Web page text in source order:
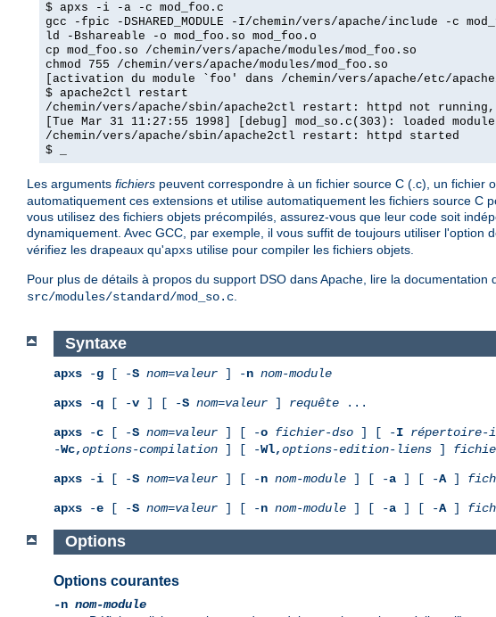
$ apxs -i -a -c mod_foo.c
gcc -fpic -DSHARED_MODULE -I/chemin/vers/apache/include -c
ld -Bshareable -o mod_foo.so mod_foo.o
cp mod_foo.so /chemin/vers/apache/modules/mod_foo.so
chmod 755 /chemin/vers/apache/modules/mod_foo.so
[activation du module `foo' dans /chemin/vers/apache/etc/
$ apache2ctl restart
/chemin/vers/apache/sbin/apache2ctl restart: httpd not
[Tue Mar 31 11:27:55 1998] [debug] mod_so.c(303): loaded module
/chemin/vers/apache/sbin/apache2ctl restart: httpd started
$ _
Les arguments fichiers peuvent correspondre à un fichier source C (.c), un
automatiquement ces extensions et utilise automatiquement les fichiers source
vous utilisez des fichiers objets précompilés, assurez-vous que leur code soit
dynamiquement. Avec GCC, par exemple, il vous suffit de toujours utiliser l'option
vérifiez les drapeaux qu'apxs utilise pour compiler les fichiers objets.
Pour plus de détails à propos du support DSO dans Apache, lire la documentation
src/modules/standard/mod_so.c.
Syntaxe
apxs -g [ -S nom=valeur ] -n nom-module
apxs -q [ -v ] [ -S nom=valeur ] requête ...
apxs -c [ -S nom=valeur ] [ -o fichier-dso ] [ -I répertoire-
-Wc,options-compilation ] [ -Wl,options-edition-liens ]
apxs -i [ -S nom=valeur ] [ -n nom-module ] [ -a ] [ -A]
apxs -e [ -S nom=valeur ] [ -n nom-module ] [ -a ] [ -A]
Options
Options courantes
-n nom-module